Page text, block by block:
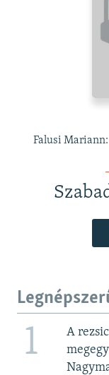
Falusi Mariann:
1
A